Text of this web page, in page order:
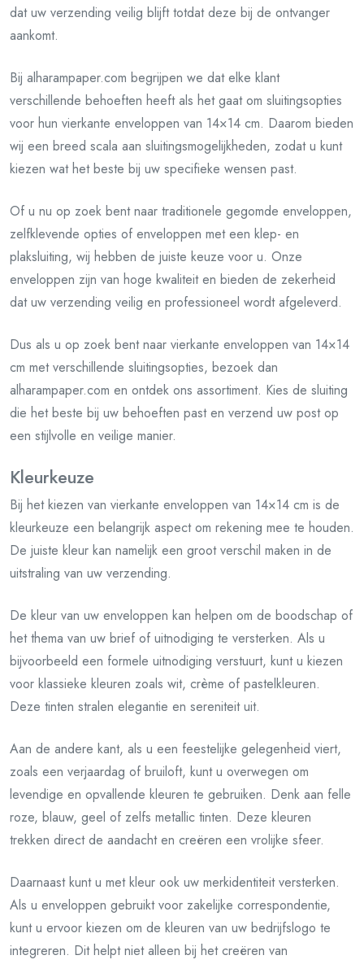
dat uw verzending veilig blijft totdat deze bij de ontvanger
aankomt.
Bij alharampaper.com begrijpen we dat elke klant
verschillende behoeften heeft als het gaat om sluitingsopties
voor hun vierkante enveloppen van 14×14 cm. Daarom bieden
wij een breed scala aan sluitingsmogelijkheden, zodat u kunt
kiezen wat het beste bij uw specifieke wensen past.
Of u nu op zoek bent naar traditionele gegomde enveloppen,
zelfklevende opties of enveloppen met een klep- en
plaksluiting, wij hebben de juiste keuze voor u. Onze
enveloppen zijn van hoge kwaliteit en bieden de zekerheid
dat uw verzending veilig en professioneel wordt afgeleverd.
Dus als u op zoek bent naar vierkante enveloppen van 14×14
cm met verschillende sluitingsopties, bezoek dan
alharampaper.com en ontdek ons assortiment. Kies de sluiting
die het beste bij uw behoeften past en verzend uw post op
een stijlvolle en veilige manier.
Kleurkeuze
Bij het kiezen van vierkante enveloppen van 14×14 cm is de
kleurkeuze een belangrijk aspect om rekening mee te houden.
De juiste kleur kan namelijk een groot verschil maken in de
uitstraling van uw verzending.
De kleur van uw enveloppen kan helpen om de boodschap of
het thema van uw brief of uitnodiging te versterken. Als u
bijvoorbeeld een formele uitnodiging verstuurt, kunt u kiezen
voor klassieke kleuren zoals wit, crème of pastelkleuren.
Deze tinten stralen elegantie en sereniteit uit.
Aan de andere kant, als u een feestelijke gelegenheid viert,
zoals een verjaardag of bruiloft, kunt u overwegen om
levendige en opvallende kleuren te gebruiken. Denk aan felle
roze, blauw, geel of zelfs metallic tinten. Deze kleuren
trekken direct de aandacht en creëren een vrolijke sfeer.
Daarnaast kunt u met kleur ook uw merkidentiteit versterken.
Als u enveloppen gebruikt voor zakelijke correspondentie,
kunt u ervoor kiezen om de kleuren van uw bedrijfslogo te
integreren. Dit helpt niet alleen bij het creëren van